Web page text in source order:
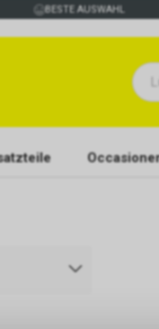
BESTE AUSWAHL